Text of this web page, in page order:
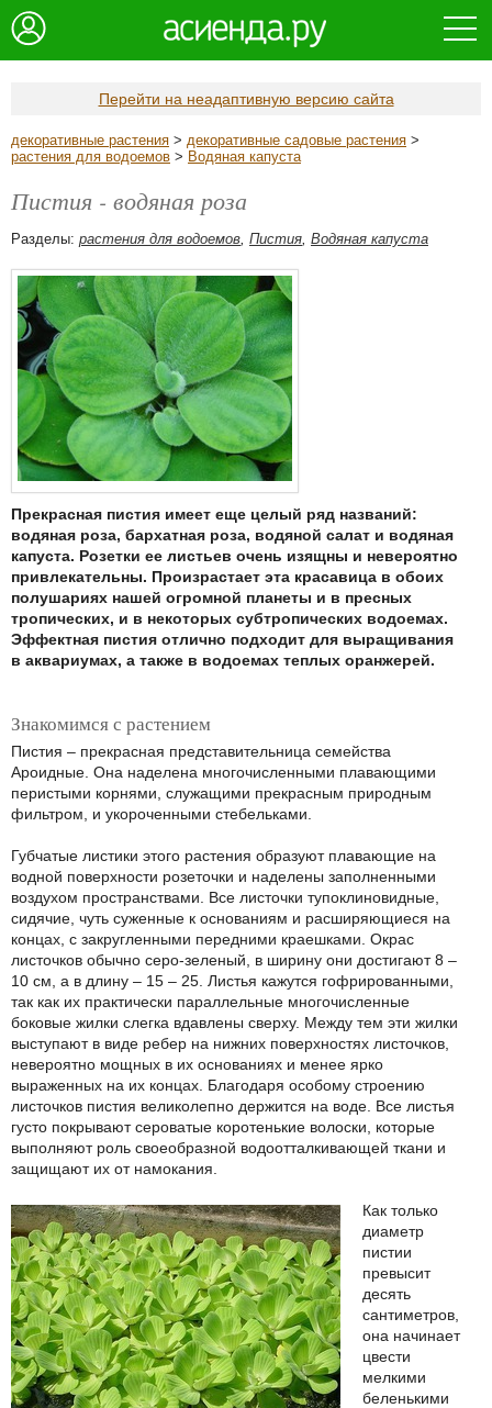
Перейти на неадаптивную версию сайта
декоративные растения > декоративные садовые растения >
растения для водоемов > Водяная капуста
Пистия - водяная роза
Разделы: растения для водоемов, Пистия, Водяная капуста
Прекрасная пистия имеет еще целый ряд названий:
водяная роза, бархатная роза, водяной салат и водяная
капуста. Розетки ее листьев очень изящны и невероятно
привлекательны. Произрастает эта красавица в обоих
полушариях нашей огромной планеты и в пресных
тропических, и в некоторых субтропических водоемах.
Эффектная пистия отлично подходит для выращивания
в аквариумах, а также в водоемах теплых оранжерей.
Знакомимся с растением
Пистия – прекрасная представительница семейства
Ароидные. Она наделена многочисленными плавающими
перистыми корнями, служащими прекрасным природным
фильтром, и укороченными стебельками.
Губчатые листики этого растения образуют плавающие на
водной поверхности розеточки и наделены заполненными
воздухом пространствами. Все листочки тупоклиновидные,
сидячие, чуть суженные к основаниям и расширяющиеся на
концах, с закругленными передними краешками. Окрас
листочков обычно серо-зеленый, в ширину они достигают 8 –
10 см, а в длину – 15 – 25. Листья кажутся гофрированными,
так как их практически параллельные многочисленные
боковые жилки слегка вдавлены сверху. Между тем эти жилки
выступают в виде ребер на нижних поверхностях листочков,
невероятно мощных в их основаниях и менее ярко
выраженных на их концах. Благодаря особому строению
листочков пистия великолепно держится на воде. Все листья
густо покрывают сероватые коротенькие волоски, которые
выполняют роль своеобразной водоотталкивающей ткани и
защищают их от намокания.
Как только
диаметр
пистии
превысит
десять
сантиметров,
она начинает
цвести
мелкими
беленькими